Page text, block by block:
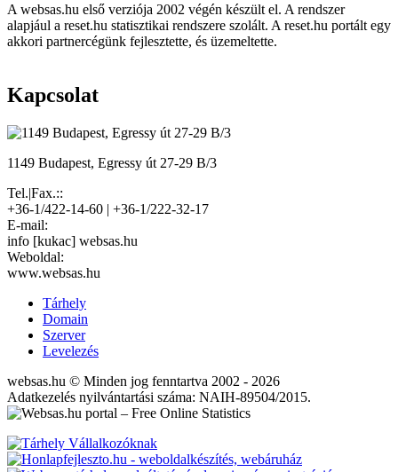
A websas.hu első verziója 2002 végén készült el. A rendszer
alapjául a reset.hu statisztikai rendszere szolált. A reset.hu portált egy
akkori partnercégünk fejlesztette, és üzemeltette.
Kapcsolat
1149 Budapest, Egressy út 27-29 B/3
Tel.|Fax.::
+36-1/422-14-60 | +36-1/222-32-17
E-mail:
info [kukac] websas.hu
Weboldal:
www.websas.hu
Tárhely
Domain
Szerver
Levelezés
websas.hu © Minden jog fenntartva 2002 - 2026
Adatkezelés nyilvántartási száma: NAIH-89504/2015.